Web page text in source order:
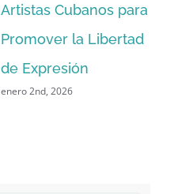
Artistas Cubanos para
Promover la Libertad
de Expresión
enero 2nd, 2026